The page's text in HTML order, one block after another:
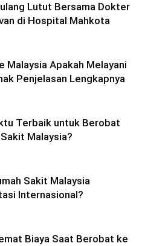
Lutut Bersama Dokter
di Hospital Mahkota
Malaysia Apakah Melayani
Penjelasan Lengkapnya
Terbaik untuk Berobat
Malaysia?
Sakit Malaysia
Internasional?
Biaya Saat Berobat ke